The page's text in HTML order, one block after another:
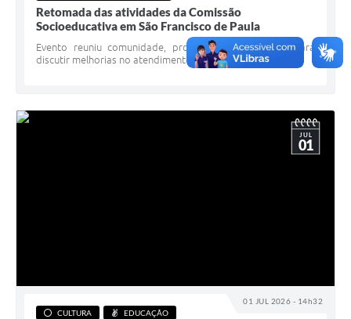
Retomada das atividades da Comissão
Socioeducativa em São Francisco de Paula
Evento reuniu comunidade, profissionais e gestores para
discutir melhorias no atendimento socioeducativo
01 JUL 2026 - 14h32
JUL
01
CULTURA
EDUCAÇÃO